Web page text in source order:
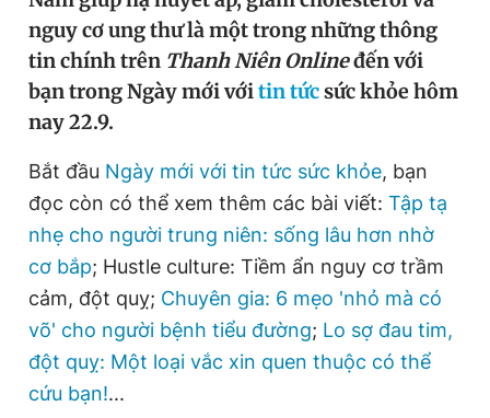
Video Magazine
Sản phẩm khác
Tiện ích Bạn cần biết
Thông tin tòa soạn Liên hệ quảng cáo
Đọc Thanh Niên trên điện thoại
nguy cơ ung thư là một trong những thông
tin chính trên Thanh Niên Onlineđến với
bạn trong Ngày mới vớitin tứcsức khỏe hôm
nay 22.9.
Bắt đầu Ngày mới với tin tức sức khỏe, bạn
đọc còn có thể xem thêm các bài viết: Tập tạ
nhẹ cho người trung niên: sống lâu hơn nhờ
cơ bắp; Hustle culture: Tiềm ẩn nguy cơ trầm
cảm, đột quỵ; Chuyên gia: 6 mẹo 'nhỏ mà có
võ' cho người bệnh tiểu đường; Lo sợ đau tim,
đột quỵ: Một loại vắc xin quen thuộc có thể
cứu bạn!...